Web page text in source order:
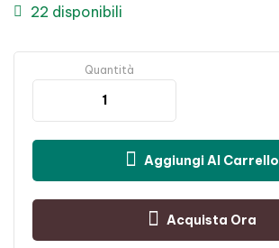
22 disponibili
Quantità
Aggiungi Al Carrello
Acquista Ora